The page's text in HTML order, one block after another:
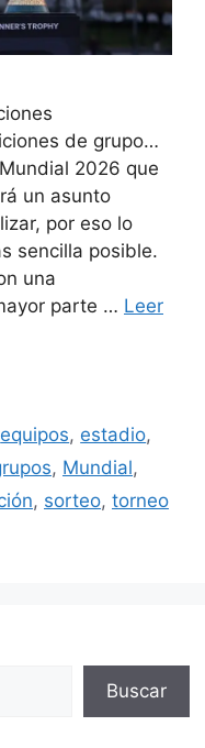
de grupo…
2026 que
un asunto
por eso lo
sencilla posible.
una
parte … Leer
equipos, estadio,
, Mundial,
, sorteo, torneo
Buscar